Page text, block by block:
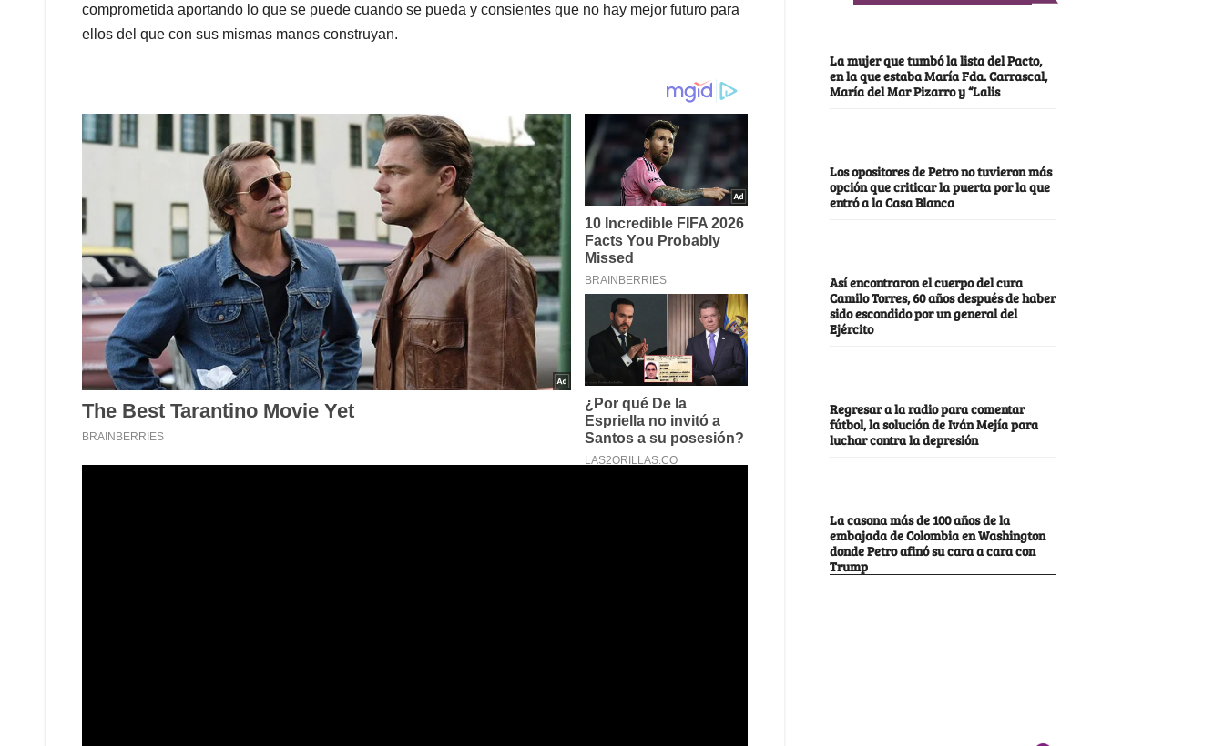
comprometida aportando lo que se puede cuando se pueda y consientes que no hay mejor futuro para
ellos del que con sus mismas manos construyan.
La mujer que tumbó la lista del Pacto,
en la que estaba María Fda. Carrascal,
María del Mar Pizarro y “Lalis
Los opositores de Petro no tuvieron más
opción que criticar la puerta por la que
entró a la Casa Blanca
Así encontraron el cuerpo del cura
Camilo Torres, 60 años después de haber
sido escondido por un general del
Ejército
Regresar a la radio para comentar
fútbol, la solución de Iván Mejía para
luchar contra la depresión
La casona más de 100 años de la
embajada de Colombia en Washington
donde Petro afinó su cara a cara con
Trump